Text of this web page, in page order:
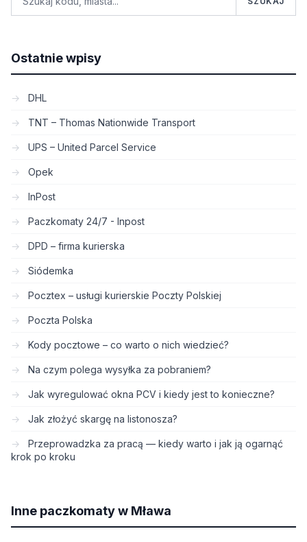
Ostatnie wpisy
DHL
TNT – Thomas Nationwide Transport
UPS – United Parcel Service
Opek
InPost
Paczkomaty 24/7 - Inpost
DPD – firma kurierska
Siódemka
Pocztex – usługi kurierskie Poczty Polskiej
Poczta Polska
Kody pocztowe – co warto o nich wiedzieć?
Na czym polega wysyłka za pobraniem?
Jak wyregulować okna PCV i kiedy jest to konieczne?
Jak złożyć skargę na listonosza?
Przeprowadzka za pracą — kiedy warto i jak ją ogarnąć
krok po kroku
Inne paczkomaty w Mława